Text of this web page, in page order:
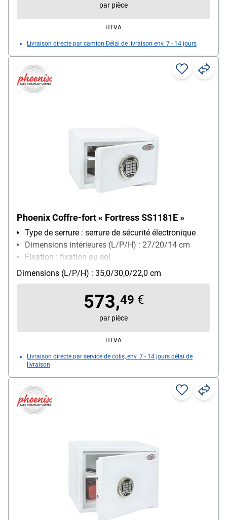
par pièce
HTVA
Livraison directe par camion Délai de livraison env. 7 - 14 jours
Phoenix Coffre-fort « Fortress SS1181E »
Type de serrure : serrure de sécurité électronique
Dimensions intérieures (L/P/H) : 27/20/14 cm
Fixation : fixation au sol
Utilisation du produit : pour le rangement sûr
d'objets de valeur
Dimensions (L/P/H) : 35,0/30,0/22,0 cm
573,49 €
par pièce
HTVA
Livraison directe par service de colis, env. 7 - 14 jours délai de
livraison